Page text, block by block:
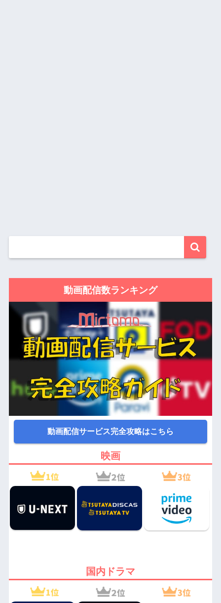
動画配信数ランキング
動画配信サービス完全攻略はこちら
映画
国内ドラマ